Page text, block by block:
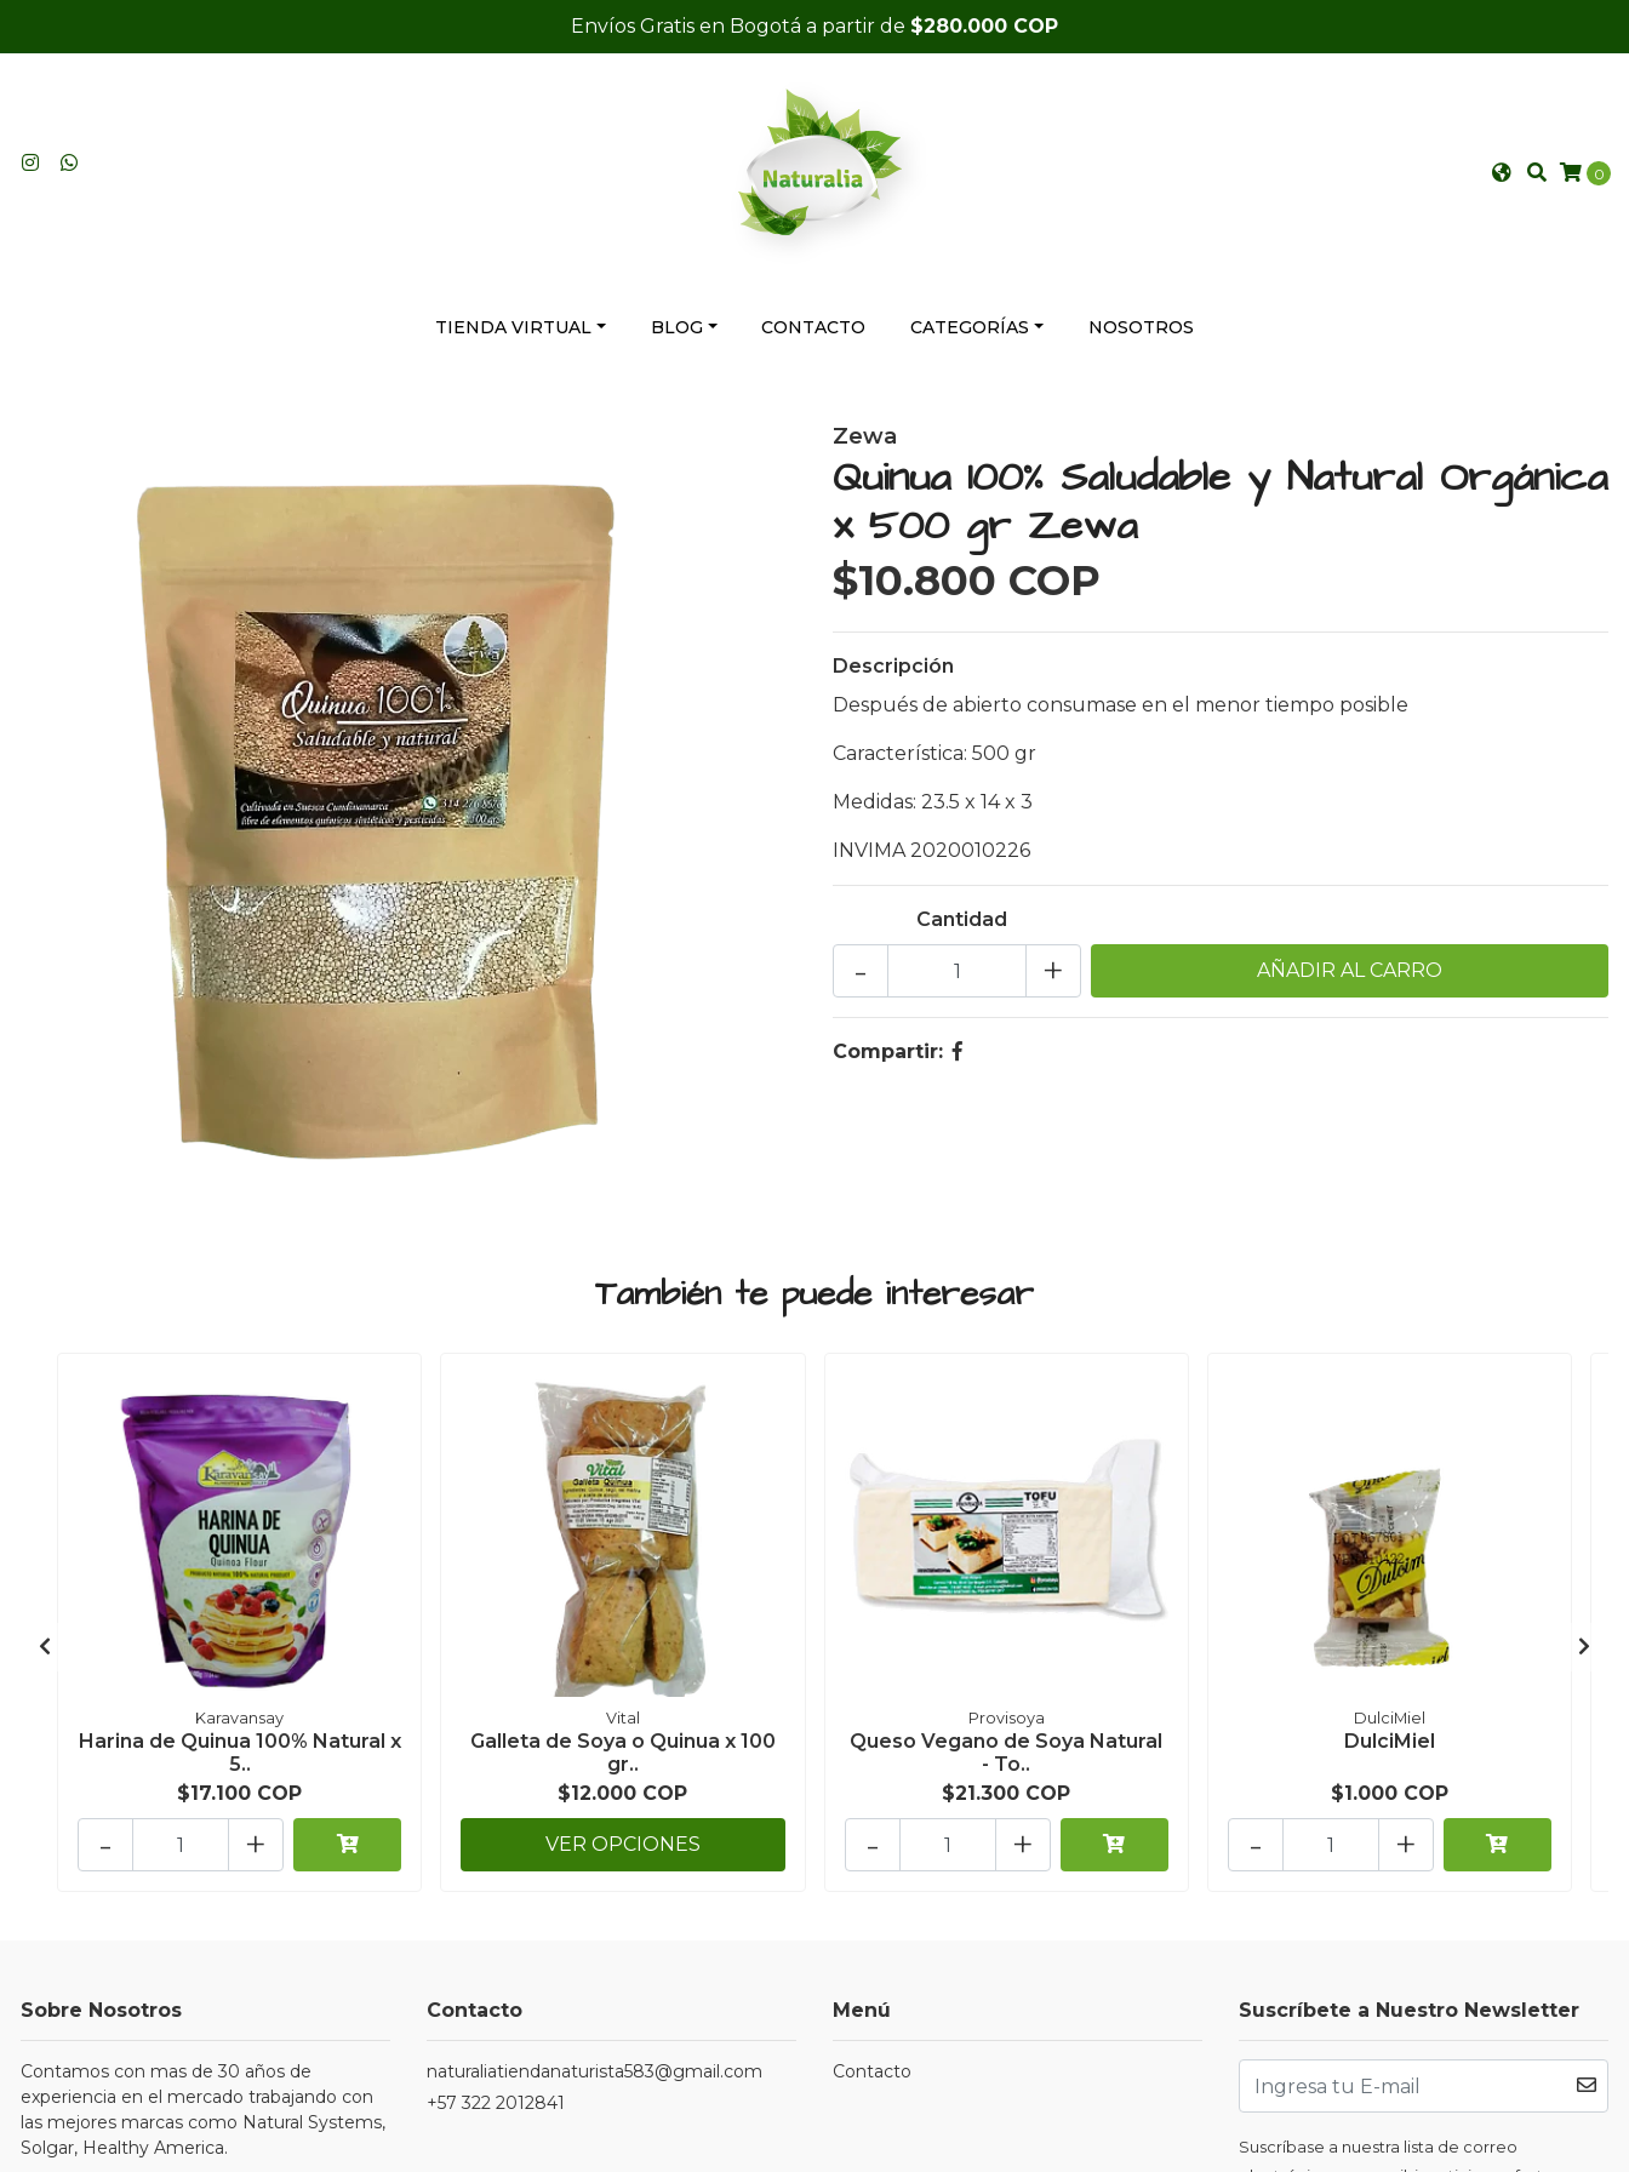
Envíos Gratis en Bogotá a partir de $280.000 COP
0
TIENDA VIRTUAL BLOG CONTACTO CATEGORÍAS NOSOTROS
Zewa
Quinua 100% Saludable y Natural Orgánica
x 500 gr Zewa
$10.800 COP
Descripción
Después de abierto consumase en el menor tiempo posible
Característica: 500 gr
Medidas: 23.5 x 14 x 3
INVIMA 2020010226
Cantidad
+
-
Compartir:
También te puede interesar
Karavansay
Harina de Quinua 100% Natural x
5..
$17.100 COP
+
-
Vital
Galleta de Soya o Quinua x 100
gr..
$12.000 COP
VER OPCIONES
Provisoya
Queso Vegano de Soya Natural
- To..
$21.300 COP
+
-
DulciMiel
DulciMiel
$1.000 COP
+
-
Sobre Nosotros
Contamos con mas de 30 años de
experiencia en el mercado trabajando con
las mejores marcas como Natural Systems,
Solgar, Healthy America.
Contacto
naturaliatiendanaturista583@gmail.com
+57 322 2012841
Menú
Contacto
Suscríbete a Nuestro Newsletter
Suscríbase a nuestra lista de correo